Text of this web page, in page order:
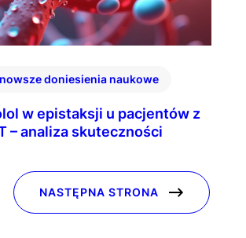
doniesienia naukowe
w epistaksji u pacjentów z
– analiza skuteczności
NASTĘPNA STRONA